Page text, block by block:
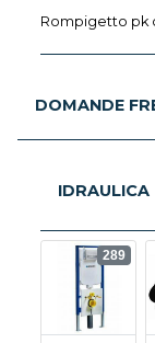
Rompigetto pk
DOMANDE
IDRAULICA
289